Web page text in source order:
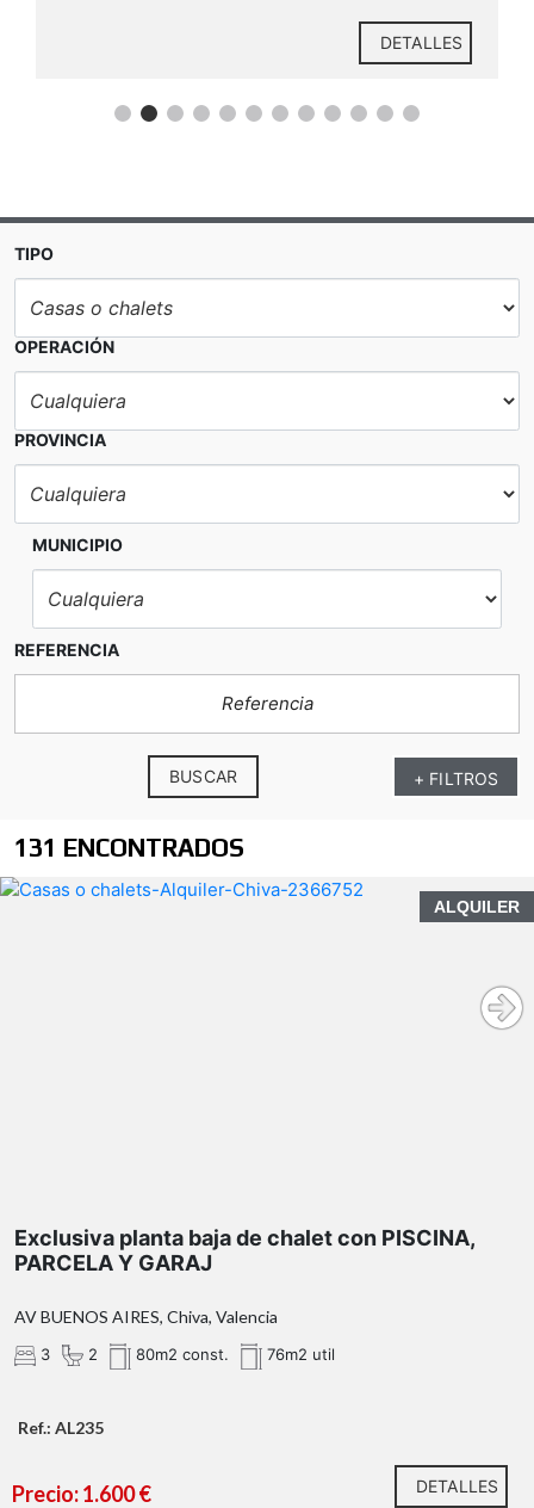
DETALLES
TIPO
OPERACIÓN
PROVINCIA
MUNICIPIO
REFERENCIA
+ FILTROS
BUSCAR
131 ENCONTRADOS
ALQUILER
Exclusiva planta baja de chalet con PISCINA,
PARCELA Y GARAJ
AV BUENOS AIRES, Chiva, Valencia
3 2 80m2 const. 76m2 util
Ref.: AL235
Precio: 1.600 € DETALLES